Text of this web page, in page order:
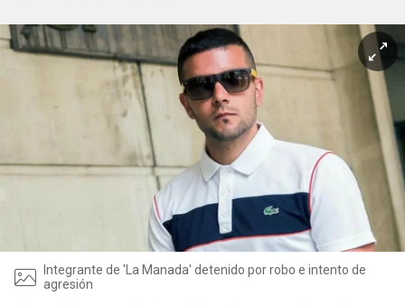
Integrante de 'La Manada' detenido por robo e intento de
agresión